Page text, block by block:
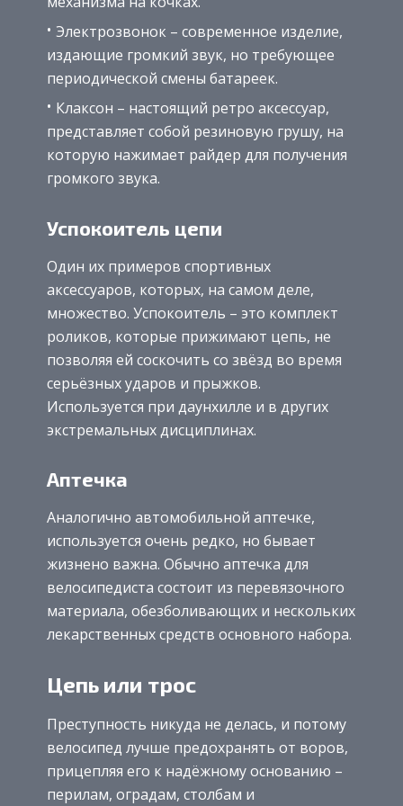
Электрозвонок – современное изделие,
издающие громкий звук, но требующее
периодической смены батареек.
Клаксон – настоящий ретро аксессуар,
представляет собой резиновую грушу, на
которую нажимает райдер для получения
громкого звука.
Успокоитель цепи
Один их примеров спортивных
аксессуаров, которых, на самом деле,
множество. Успокоитель – это комплект
роликов, которые прижимают цепь, не
позволяя ей соскочить со звёзд во время
серьёзных ударов и прыжков.
Используется при даунхилле и в других
экстремальных дисциплинах.
Аптечка
Аналогично автомобильной аптечке,
используется очень редко, но бывает
жизнено важна. Обычно аптечка для
велосипедиста состоит из перевязочного
материала, обезболивающих и нескольких
лекарственных средств основного набора.
Цепь или трос
Преступность никуда не делась, и потому
велосипед лучше предохранять от воров,
прицепляя его к надёжному основанию –
перилам, оградам, столбам и